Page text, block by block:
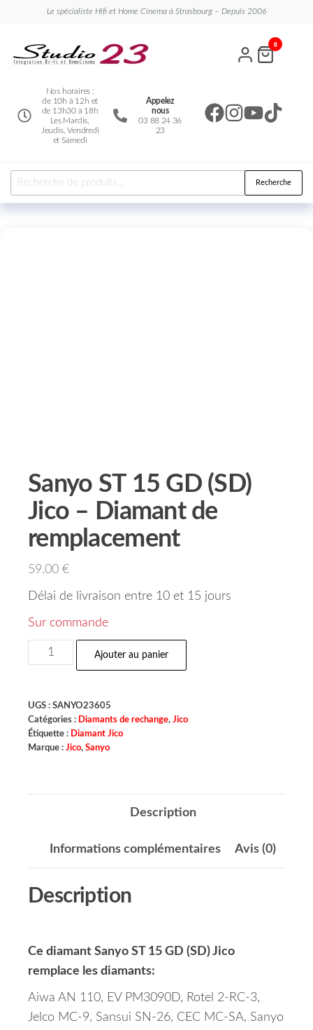
Le spécialiste Hifi et Home Cinema à Strasbourg – Depuis 2006
Nos horaires :
de 10h à 12h et
de 13h30 à 18h
Les Mardis,
Jeudis, Vendredi
et Samedi
Appelez
nous
03 88 24 36
23
0
Recherche
Sanyo ST 15 GD (SD)
Jico – Diamant de
remplacement
59.00 €
Délai de livraison entre 10 et 15 jours
Sur commande
Ajouter au panier
UGS : SANYO23605
Catégories : Diamants de rechange, Jico
Étiquette : Diamant Jico
Marque : Jico, Sanyo
Description
Informations complémentaires Avis (0)
Description
Ce diamant Sanyo ST 15 GD (SD) Jico
remplace les diamants:
Aiwa AN 110, EV PM3090D, Rotel 2-RC-3,
Jelco MC-9, Sansui SN-26, CEC MC-SA, Sanyo